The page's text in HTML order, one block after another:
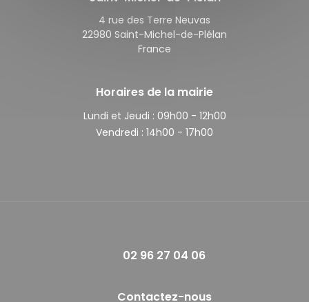
4 rue des Terre Neuvas
22980 Saint-Michel-de-Plélan
France
Horaires de la mairie
Lundi et Jeudi : 09h00 - 12h00
Vendredi : 14h00 - 17h00
02 96 27 04 06
Contactez-nous